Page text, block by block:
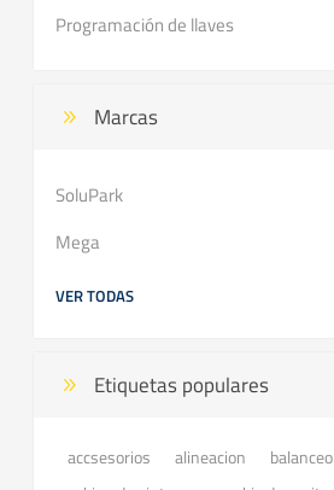
Programación de llaves
Marcas
SoluPark
Mega
VER TODAS
Etiquetas populares
accsesorios alineacion
balanceo